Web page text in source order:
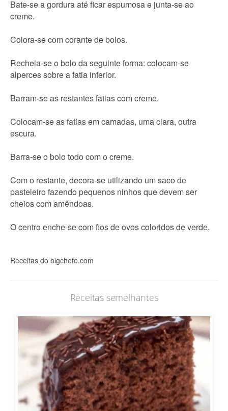
Bate-se a gordura até ficar espumosa e junta-se ao
creme.
Colora-se com corante de bolos.
Recheia-se o bolo da seguinte forma: colocam-se
alperces sobre a fatia inferior.
Barram-se as restantes fatias com creme.
Colocam-se as fatias em camadas, uma clara, outra
escura.
Barra-se o bolo todo com o creme.
Com o restante, decora-se utilizando um saco de
pasteleiro fazendo pequenos ninhos que devem ser
cheios com amêndoas.
O centro enche-se com fios de ovos coloridos de verde.
Receitas do bigchefe.com
Receitas semelhantes